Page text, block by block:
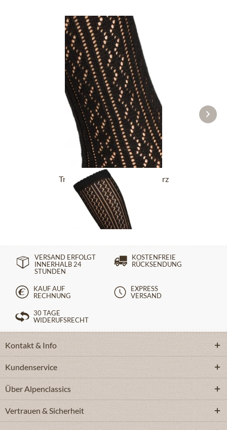
Trachtensocken CS516 schwarz
14,90 €
VERSAND ERFOLGT
INNERHALB 24
STUNDEN
KOSTENFREIE
RÜCKSENDUNG
KAUF AUF
RECHNUNG
EXPRESS
VERSAND
30 TAGE
WIDERUFSRECHT
Kontakt & Info
Kundenservice
Über Alpenclassics
Vertrauen & Sicherheit